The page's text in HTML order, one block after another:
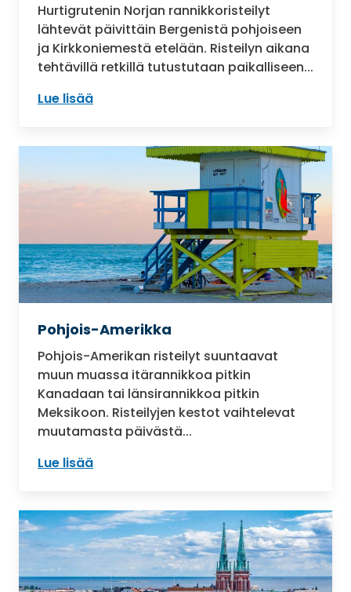
Hurtigrutenin Norjan rannikkoristeilyt
lähtevät päivittäin Bergenistä pohjoiseen
ja Kirkkoniemestä etelään. Risteilyn aikana
tehtävillä retkillä tutustutaan paikalliseen...
Lue lisää
Pohjois-Amerikka
Pohjois-Amerikan risteilyt suuntaavat
muun muassa itärannikkoa pitkin
Kanadaan tai länsirannikkoa pitkin
Meksikoon. Risteilyjen kestot vaihtelevat
muutamasta päivästä...
Lue lisää